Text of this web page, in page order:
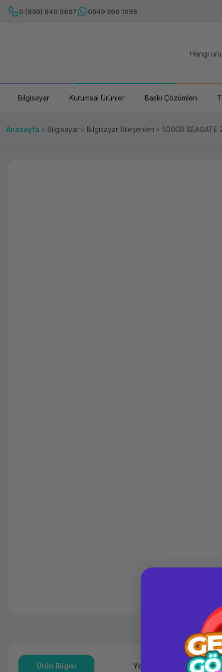
0 (850) 640 0607 0549 590 1095
Bilgisayar Kurumsal Ürünler Baskı Çözümleri
Anasayfa Bilgisayar Bilgisayar Bileşenleri 500GB SEAGATE
Ürün Bilgisi Yorumlar